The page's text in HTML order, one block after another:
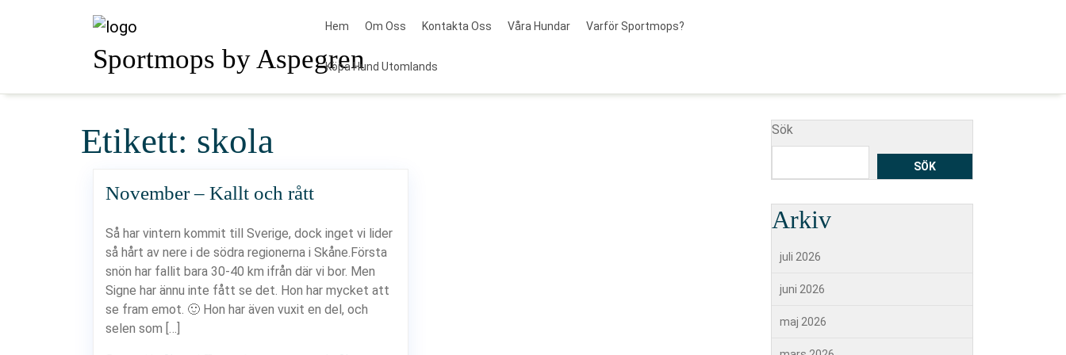
Sportmops by Aspegren
Hem Om Oss Kontakta Oss Våra Hundar Varför Sportmops?
Köpa Hund Utomlands
Etikett: skola
November – Kallt och rått
Så har vintern kommit till Sverige, dock inget vi lider
så hårt av nere i de södra regionerna i Skåne.Första
snön har fallit bara 30-40 km ifrån där vi bor. Men
Signe har ännu inte fått se det. Hon har mycket att
se fram emot. 🙂 Hon har även vuxit en del, och
selen som […]
Sök
SÖK
Arkiv
juli 2026
juni 2026
maj 2026